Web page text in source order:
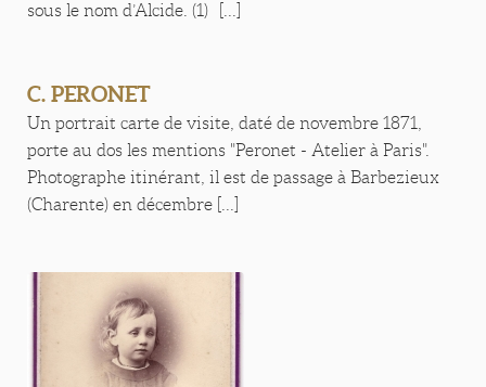
sous le nom d’Alcide. (1) [...]
C. PERONET
Un portrait carte de visite, daté de novembre 1871,
porte au dos les mentions "Peronet - Atelier à Paris".
Photographe itinérant, il est de passage à Barbezieux
(Charente) en décembre [...]